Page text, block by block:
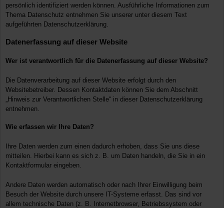
persönlich identifiziert werden können. Ausführliche Informationen zum
Thema Datenschutz entnehmen Sie unserer unter diesem Text
aufgeführten Datenschutzerklärung.
Datenerfassung auf dieser Website
Wer ist verantwortlich für die Datenerfassung auf dieser Website?
Die Datenverarbeitung auf dieser Website erfolgt durch den
Websitebetreiber. Dessen Kontaktdaten können Sie dem Abschnitt
„Hinweis zur Verantwortlichen Stelle“ in dieser Datenschutzerklärung
entnehmen.
Wie erfassen wir Ihre Daten?
Ihre Daten werden zum einen dadurch erhoben, dass Sie uns diese
mitteilen. Hierbei kann es sich z. B. um Daten handeln, die Sie in ein
Kontaktformular eingeben.
Andere Daten werden automatisch oder nach Ihrer Einwilligung beim
Besuch der Website durch unsere IT-Systeme erfasst. Das sind vor
allem technische Daten (z. B. Internetbrowser, Betriebssystem oder